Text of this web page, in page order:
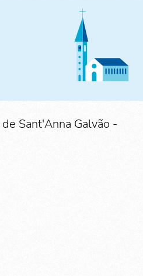
Sant'Anna Galvão -